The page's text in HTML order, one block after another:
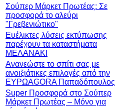
Σούπερ Μάρκετ Πρωτέας: Σε
προσφορά το αλεύρι
"Γρεβενιώτικο"
Ευέλικτες λύσεις εκτύπωσης
παρέχουν τα καταστήματα
ΜΕΛΑΝΑΚΙ
Ανανεώστε το σπίτι σας με
ανοιξιάτικες επιλογές από την
ΕΥΡΩAGORA Παπαδόπουλος
Super Προσφορά στο Σούπερ
Μάρκετ Πρωτέας – Μόνο για